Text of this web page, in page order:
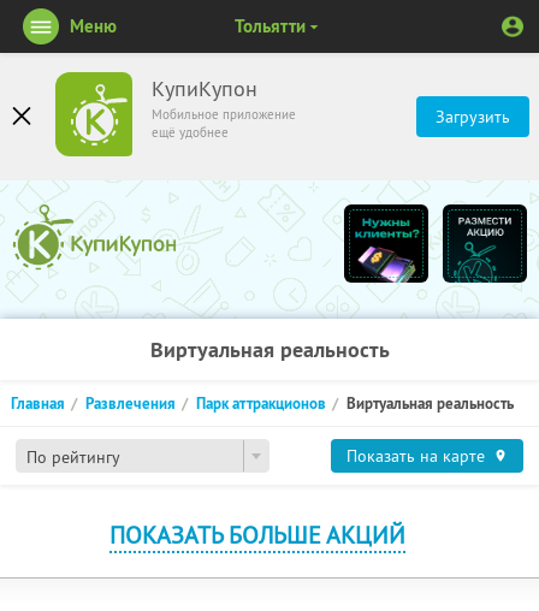
КупиКупон
Мобильное приложение
ещё удобнее
Загрузить
Меню Тольятти
Виртуальная реальность
По рейтингу
Главная Развлечения Парк аттракционов Виртуальная реальность
Показать на карте
ПОКАЗАТЬ БОЛЬШЕ АКЦИЙ